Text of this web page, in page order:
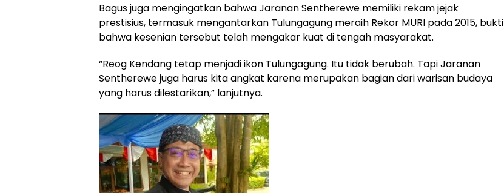
Bagus juga mengingatkan bahwa Jaranan Sentherewe memiliki rekam jejak
prestisius, termasuk mengantarkan Tulungagung meraih Rekor MURI pada 2015, bukti
bahwa kesenian tersebut telah mengakar kuat di tengah masyarakat.
“Reog Kendang tetap menjadi ikon Tulungagung. Itu tidak berubah. Tapi Jaranan
Sentherewe juga harus kita angkat karena merupakan bagian dari warisan budaya
yang harus dilestarikan,” lanjutnya.